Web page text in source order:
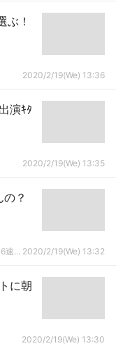
ぶ！
2020/2/19(We) 13:36
演ｷﾀ
2020/2/19(We) 13:35
？
乃木通☆世界最速！乃木坂46欅坂46日向坂46速報まとめ 2020/2/19(We) 13:32
に朝
2020/2/19(We) 13:30